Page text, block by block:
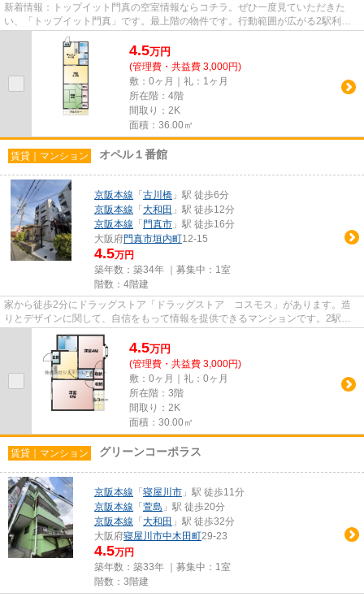
新着情報：トップイット門真の空室情報ならコチラ。ぜひ一度見ていただきた
い、「トップイット門真」です。最上階の物件です。行動範囲が広がる2駅利用
可能な物件です。門真市エリアと...
4.5万円
(管理費・共益費 3,000円)
敷：0ヶ月｜礼：1ヶ月
所在階：4階
間取り：2K
面積：36.00㎡
賃貸｜マンション オペル１番館
京阪本線 「 古川橋 」駅 徒歩6分
京阪本線 「 大和田 」駅 徒歩12分
京阪本線 「 門真市 」駅 徒歩16分
大阪府門真市垣内町12-15
4.5万円
築年数：築34年 ｜募集中： 1室
階数：4階建
家から徒歩2分にドラッグストア「ドラッグストア コスモス」があります。造
りとデザインに関して、自信をもって情報を提供できるマンションです。2駅利
用可能な物件なので、交通経路...
4.5万円
(管理費・共益費 3,000円)
敷：0ヶ月｜礼：0ヶ月
所在階：3階
間取り：2K
面積：30.00㎡
賃貸｜マンション グリーンコーポラス
京阪本線 「 寝屋川市 」駅 徒歩11分
京阪本線 「 萱島 」駅 徒歩20分
京阪本線 「 大和田 」駅 徒歩32分
大阪府寝屋川市中木田町29-23
4.5万円
築年数：築33年 ｜募集中： 1室
階数：3階建